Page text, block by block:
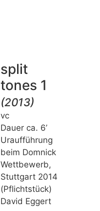
split
tones 1
(2013)
vc
Dauer ca. 6’
Uraufführung
beim Domnick
Wettbewerb,
Stuttgart 2014
(Pflichtstück)
David Eggert